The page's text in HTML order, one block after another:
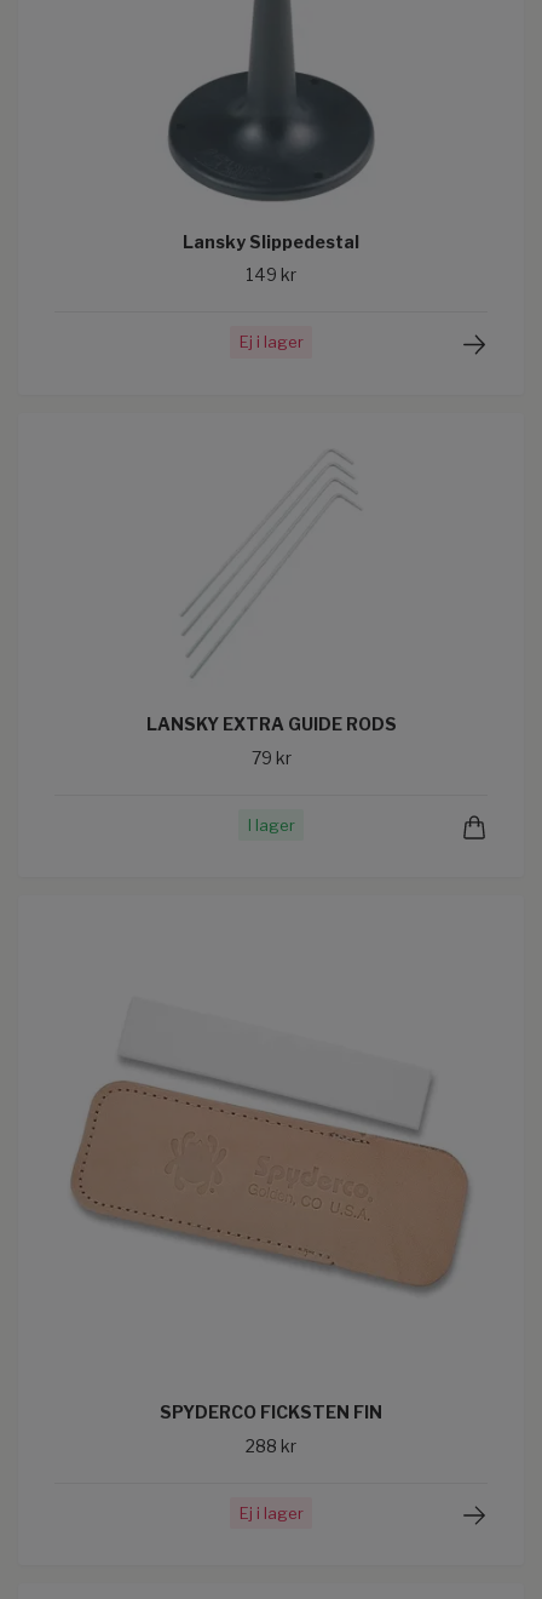
Lansky Slippedestal
149 kr
Ej i lager
LANSKY EXTRA GUIDE RODS
79 kr
I lager
SPYDERCO FICKSTEN FIN
288 kr
Ej i lager